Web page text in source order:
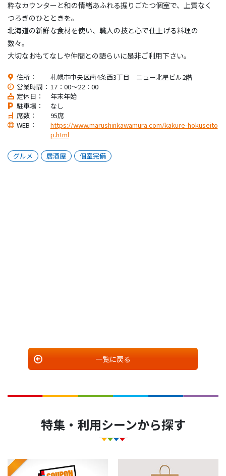
粋なカウンターと和の情緒あふれる掘りごたつ個室で、上質なく
つろぎのひとときを。
北海道の新鮮な食材を使い、職人の技と心で仕上げる料理の
数々。
大切なおもてなしや仲間との語らいに是非ご利用下さい。
住所：
札幌市中央区南4条西3丁目 ニュー北星ビル2階
営業時間： 17：00～22：00
定休日：
年末年始
駐車場：
なし
席数：
95席
WEB：
https://www.marushinkawamura.com/kakure-hokuseito
p.html
グルメ 居酒屋 個室完備
一覧に戻る
特集・利用シーンから探す